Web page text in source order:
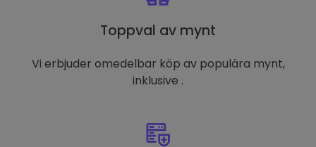
Toppval av mynt
Vi erbjuder omedelbar köp av populära mynt,
inklusive .